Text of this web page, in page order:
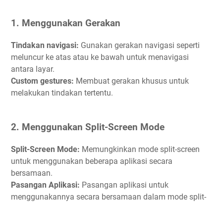
1. Menggunakan Gerakan
Tindakan navigasi: Gunakan gerakan navigasi seperti
meluncur ke atas atau ke bawah untuk menavigasi
antara layar.
Custom gestures: Membuat gerakan khusus untuk
melakukan tindakan tertentu.
2. Menggunakan Split-Screen Mode
Split-Screen Mode: Memungkinkan mode split-screen
untuk menggunakan beberapa aplikasi secara
bersamaan.
Pasangan Aplikasi: Pasangan aplikasi untuk
menggunakannya secara bersamaan dalam mode split-